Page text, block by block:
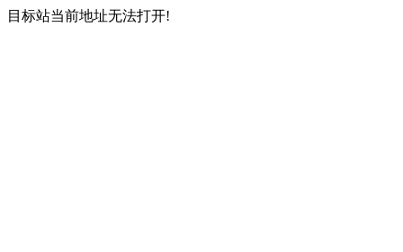
目标站当前地址无法打开!